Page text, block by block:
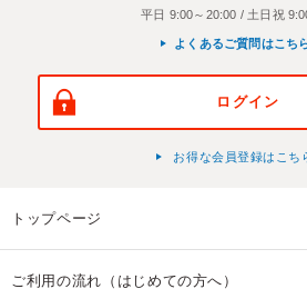
平日 9:00～20:00 / 土日祝
よくあるご質問はこち
ログイン
お得な会員登録はこち
トップページ
ご利用の流れ（はじめての方へ）